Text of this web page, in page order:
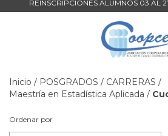
REINSCRIPCIONES ALUMNOS 03 AL
Inicio / POSGRADOS / CARRERAS /
Maestría en Estadística Aplicada /
Ordenar por